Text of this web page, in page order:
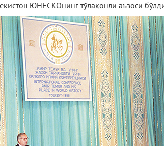
ЮНЕСКОнинг тўлақонли аъзоси